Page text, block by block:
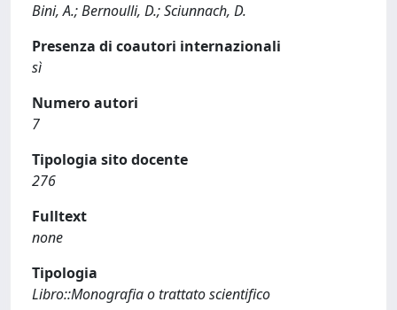
Bini, A.; Bernoulli, D.; Sciunnach, D.
Presenza di coautori internazionali
sì
Numero autori
7
Tipologia sito docente
276
Fulltext
none
Tipologia
Libro::Monografia o trattato scientifico